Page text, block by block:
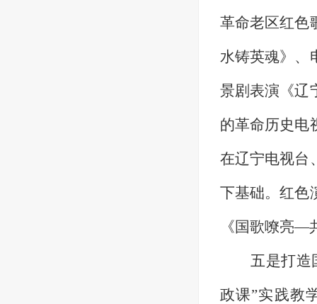
革命老区红色
水铸英魂》、
景剧表演《辽
的革命历史电
在辽宁电视台
下基础。红色
《国歌嘹亮—
五是打造
政课”实践教